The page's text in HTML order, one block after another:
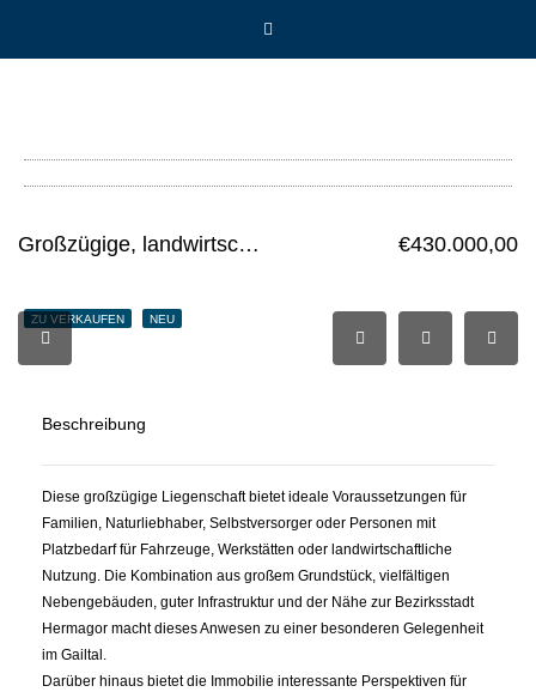
Großzügige, landwirtschaftlich geprägte Liegenschaft €430.000,00
ZU VERKAUFEN NEU
Beschreibung
Diese großzügige Liegenschaft bietet ideale Voraussetzungen für
Familien, Naturliebhaber, Selbstversorger oder Personen mit
Platzbedarf für Fahrzeuge, Werkstätten oder landwirtschaftliche
Nutzung. Die Kombination aus großem Grundstück, vielfältigen
Nebengebäuden, guter Infrastruktur und der Nähe zur Bezirksstadt
Hermagor macht dieses Anwesen zu einer besonderen Gelegenheit
im Gailtal.
Darüber hinaus bietet die Immobilie interessante Perspektiven für